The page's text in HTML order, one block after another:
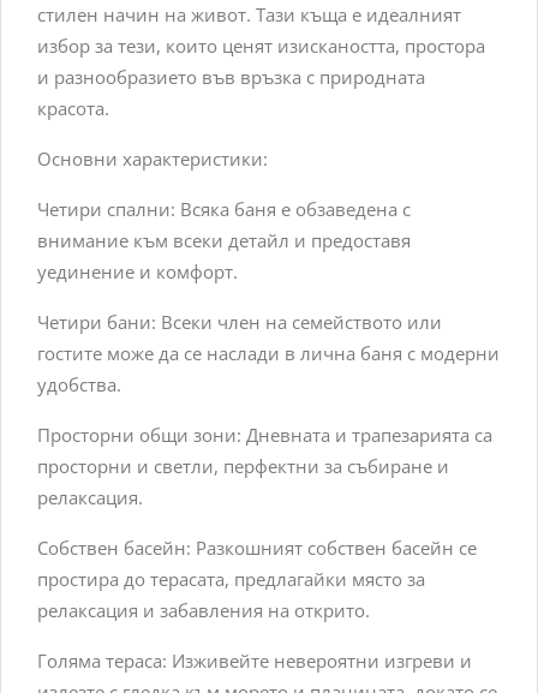
стилен начин на живот. Тази къща е идеалният
избор за тези, които ценят изискаността, простора
и разнообразието във връзка с природната
красота.
Основни характеристики:
Четири спални: Всяка баня е обзаведена с
внимание към всеки детайл и предоставя
уединение и комфорт.
Четири бани: Всеки член на семейството или
гостите може да се наслади в лична баня с модерни
удобства.
Просторни общи зони: Дневната и трапезарията са
просторни и светли, перфектни за събиране и
релаксация.
Собствен басейн: Разкошният собствен басейн се
простира до терасата, предлагайки място за
релаксация и забавления на открито.
Голяма тераса: Изживейте невероятни изгреви и